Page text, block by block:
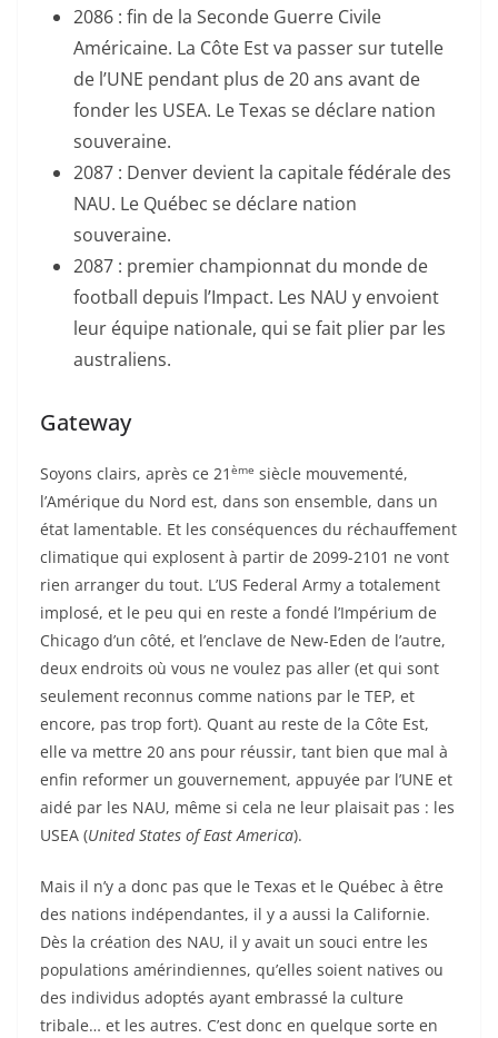
2086 : fin de la Seconde Guerre Civile
Américaine. La Côte Est va passer sur tutelle
de l’UNE pendant plus de 20 ans avant de
fonder les USEA. Le Texas se déclare nation
souveraine.
2087 : Denver devient la capitale fédérale des
NAU. Le Québec se déclare nation
souveraine.
2087 : premier championnat du monde de
football depuis l’Impact. Les NAU y envoient
leur équipe nationale, qui se fait plier par les
australiens.
Gateway
Soyons clairs, après ce 21 ème siècle mouvementé,
l’Amérique du Nord est, dans son ensemble, dans un
état lamentable. Et les conséquences du réchauffement
climatique qui explosent à partir de 2099-2101 ne vont
rien arranger du tout. L’US Federal Army a totalement
implosé, et le peu qui en reste a fondé l’Impérium de
Chicago d’un côté, et l’enclave de New-Eden de l’autre,
deux endroits où vous ne voulez pas aller (et qui sont
seulement reconnus comme nations par le TEP, et
encore, pas trop fort). Quant au reste de la Côte Est,
elle va mettre 20 ans pour réussir, tant bien que mal à
enfin reformer un gouvernement, appuyée par l’UNE et
aidé par les NAU, même si cela ne leur plaisait pas : les
USEA (United States of East America).
Mais il n’y a donc pas que le Texas et le Québec à être
des nations indépendantes, il y a aussi la Californie.
Dès la création des NAU, il y avait un souci entre les
populations amérindiennes, qu’elles soient natives ou
des individus adoptés ayant embrassé la culture
tribale… et les autres. C’est donc en quelque sorte en